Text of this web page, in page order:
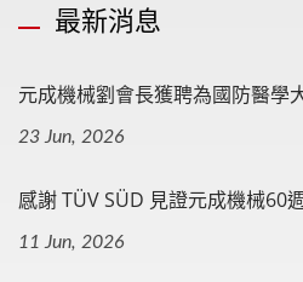
最新消息
元成機械劉會長獲聘為國防醫學
23 Jun, 2026
感謝 TÜV SÜD 見證元成機械60
11 Jun, 2026